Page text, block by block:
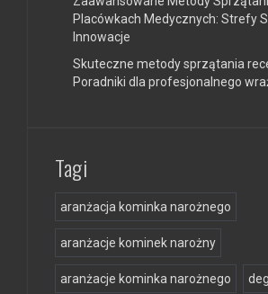
Placówkach Medycznych: Strefy
Innowacje
Skuteczne metody sprzątania
Poradniki dla profesjonalnego
Tagi
aranżacja kominka narożnego
aranżacje kominek narożny
aranżacje kominka narożnego